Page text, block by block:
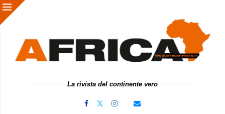
La rivista del continente vero